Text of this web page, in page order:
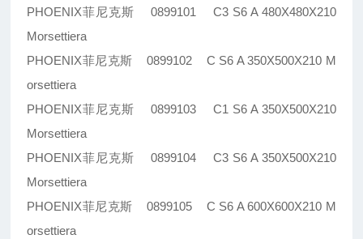
PHOENIX菲尼克斯 0899101 C3 S6 A 480X480X210
Morsettiera
PHOENIX菲尼克斯 0899102 C S6 A 350X500X210 M
orsettiera
PHOENIX菲尼克斯 0899103 C1 S6 A 350X500X210
Morsettiera
PHOENIX菲尼克斯 0899104 C3 S6 A 350X500X210
Morsettiera
PHOENIX菲尼克斯 0899105 C S6 A 600X600X210 M
orsettiera